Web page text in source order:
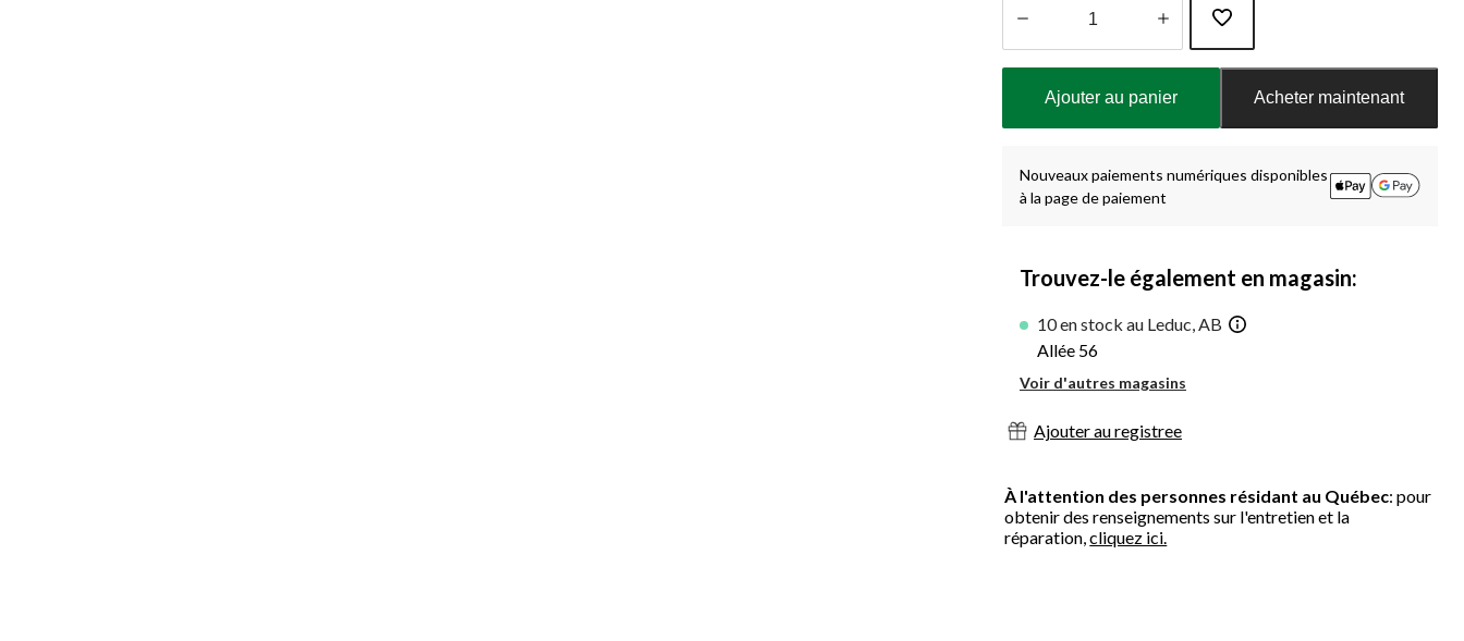
Ajouter au panier Acheter maintenant
Nouveaux paiements numériques disponibles
à la page de paiement
Trouvez-le également en magasin:
10 en stock au Leduc, AB
Allée 56
Voir d'autres magasins
Ajouter au registree
À l'attention des personnes résidant au Québec: pour
obtenir des renseignements sur l'entretien et la
réparation,cliquez ici.